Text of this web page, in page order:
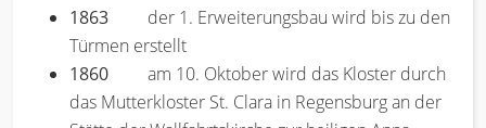
1863 der 1. Erweiterungsbau wird bis zu den
Türmen erstellt
1860
am 10. Oktober wird das Kloster durch
das Mutterkloster St. Clara in Regensburg an der